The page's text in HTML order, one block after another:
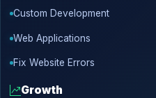
Custom Development
Web Applications
Fix Website Errors
Growth